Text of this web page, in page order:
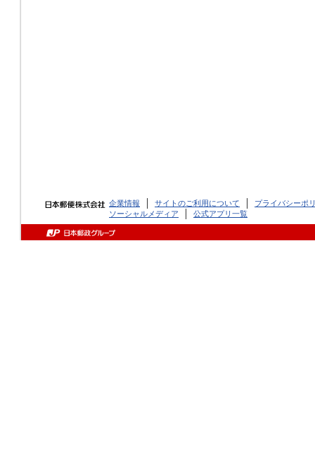
企業情報 サイトのご利用について
プライバシーポ
ソーシャルメディア
公式アプリ一覧